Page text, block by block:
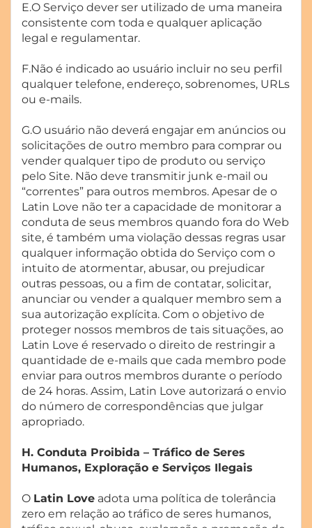
E.O Serviço dever ser utilizado de uma maneira
consistente com toda e qualquer aplicação
legal e regulamentar.
F.Não é indicado ao usuário incluir no seu perfil
qualquer telefone, endereço, sobrenomes, URLs
ou e-mails.
G.O usuário não deverá engajar em anúncios ou
solicitações de outro membro para comprar ou
vender qualquer tipo de produto ou serviço
pelo Site. Não deve transmitir junk e-mail ou
“correntes” para outros membros. Apesar de o
Latin Love não ter a capacidade de monitorar a
conduta de seus membros quando fora do Web
site, é também uma violação dessas regras usar
qualquer informação obtida do Serviço com o
intuito de atormentar, abusar, ou prejudicar
outras pessoas, ou a fim de contatar, solicitar,
anunciar ou vender a qualquer membro sem a
sua autorização explícita. Com o objetivo de
proteger nossos membros de tais situações, ao
Latin Love é reservado o direito de restringir a
quantidade de e-mails que cada membro pode
enviar para outros membros durante o período
de 24 horas. Assim, Latin Love autorizará o envio
do número de correspondências que julgar
apropriado.
H. Conduta Proibida – Tráfico de Seres
Humanos, Exploração e Serviços Ilegais
O Latin Love adota uma política de tolerância
zero em relação ao tráfico de seres humanos,